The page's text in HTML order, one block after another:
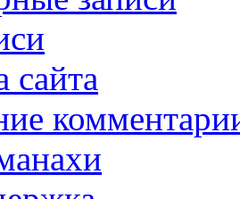
сайта